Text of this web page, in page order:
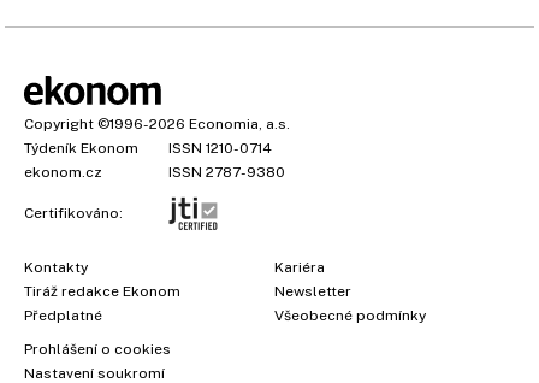
Copyright ©1996-2026 Economia, a.s.
Týdeník Ekonom
ISSN 1210-0714
ekonom.cz
ISSN 2787-9380
Certifikováno:
Kontakty
Tiráž redakce Ekonom
Předplatné
Kariéra
Newsletter
Všeobecné podmínky
Prohlášení o cookies
Nastavení soukromí